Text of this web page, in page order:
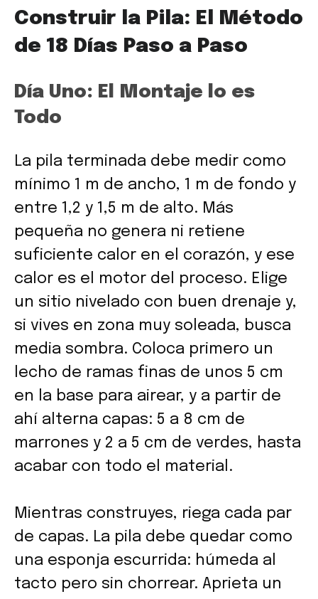
Construir la Pila: El Método
de 18 Días Paso a Paso
Día Uno: El Montaje lo es
Todo
La pila terminada debe medir como
mínimo 1 m de ancho, 1 m de fondo y
entre 1,2 y 1,5 m de alto. Más
pequeña no genera ni retiene
suficiente calor en el corazón, y ese
calor es el motor del proceso. Elige
un sitio nivelado con buen drenaje y,
si vives en zona muy soleada, busca
media sombra. Coloca primero un
lecho de ramas finas de unos 5 cm
en la base para airear, y a partir de
ahí alterna capas: 5 a 8 cm de
marrones y 2 a 5 cm de verdes, hasta
acabar con todo el material.
Mientras construyes, riega cada par
de capas. La pila debe quedar como
una esponja escurrida: húmeda al
tacto pero sin chorrear. Aprieta un